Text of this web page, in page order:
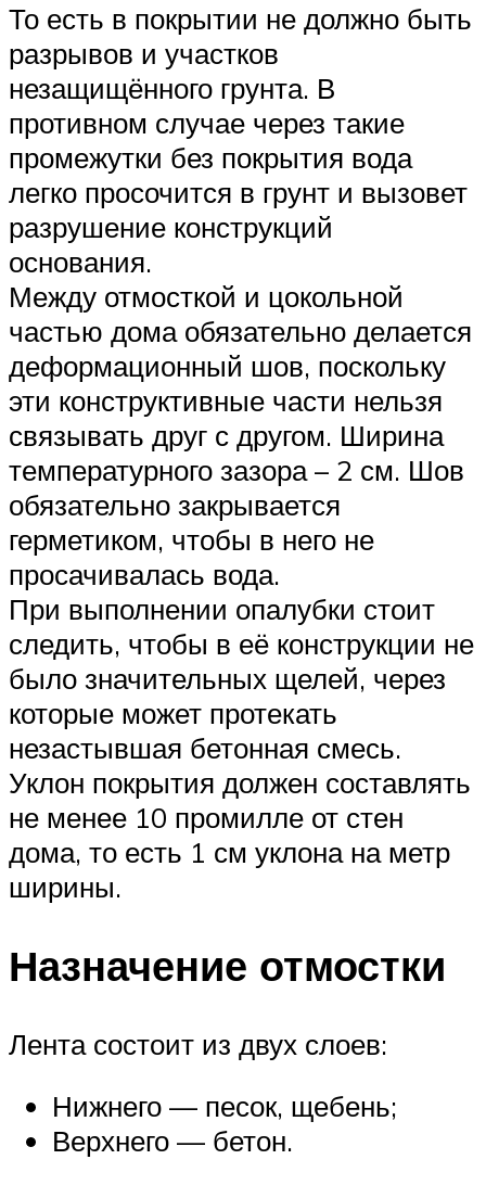
То есть в покрытии не должно быть
разрывов и участков
незащищённого грунта. В
противном случае через такие
промежутки без покрытия вода
легко просочится в грунт и вызовет
разрушение конструкций
основания.
Между отмосткой и цокольной
частью дома обязательно делается
деформационный шов, поскольку
эти конструктивные части нельзя
связывать друг с другом. Ширина
температурного зазора – 2 см. Шов
обязательно закрывается
герметиком, чтобы в него не
просачивалась вода.
При выполнении опалубки стоит
следить, чтобы в её конструкции не
было значительных щелей, через
которые может протекать
незастывшая бетонная смесь.
Уклон покрытия должен составлять
не менее 10 промилле от стен
дома, то есть 1 см уклона на метр
ширины.
Назначение отмостки
Лента состоит из двух слоев:
Нижнего — песок, щебень;
Верхнего — бетон.